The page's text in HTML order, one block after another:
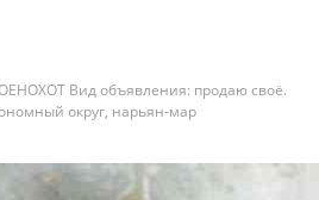
Вид объявления: продаю своё.
округ, нарьян-мар